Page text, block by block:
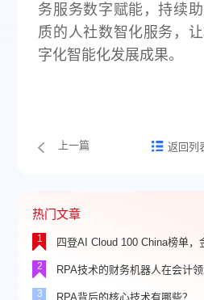
务服务数字赋能，持续
质的人社数智化服务，
字化智能化发展成果。
上一篇 返回列
热门文章
1 四登AI Cloud 100 China榜单，
2 RPA技术的财务机器人在会计
3 RPA背后的核心技术有哪些？